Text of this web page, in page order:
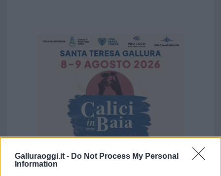
Galluraoggi.it - Do Not Process My Personal
Information